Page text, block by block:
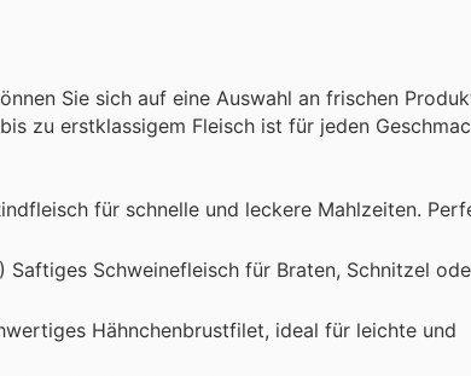
Sie sich auf eine Auswahl an frischen
zu erstklassigem Fleisch ist für jeden
für schnelle und leckere Mahlzeiten.
Schweinefleisch für Braten, Schnitzel
Hähnchenbrustfilet, ideal für leichte und